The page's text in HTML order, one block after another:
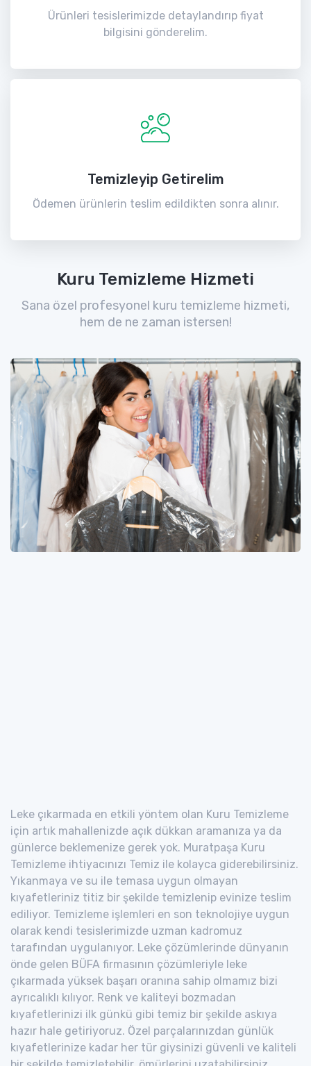
Ürünleri tesislerimizde detaylandırıp fiyat
bilgisini gönderelim.
Temizleyip Getirelim
Ödemen ürünlerin teslim edildikten sonra alınır.
Kuru Temizleme Hizmeti
Sana özel profesyonel kuru temizleme hizmeti,
hem de ne zaman istersen!
Leke çıkarmada en etkili yöntem olan Kuru Temizleme
için artık mahallenizde açık dükkan aramanıza ya da
günlerce beklemenize gerek yok. Muratpaşa Kuru
Temizleme ihtiyacınızı Temiz ile kolayca giderebilirsiniz.
Yıkanmaya ve su ile temasa uygun olmayan
kıyafetleriniz titiz bir şekilde temizlenip evinize teslim
ediliyor. Temizleme işlemleri en son teknolojiye uygun
olarak kendi tesislerimizde uzman kadromuz
tarafından uygulanıyor. Leke çözümlerinde dünyanın
önde gelen BÜFA firmasının çözümleriyle leke
çıkarmada yüksek başarı oranına sahip olmamız bizi
ayrıcalıklı kılıyor. Renk ve kaliteyi bozmadan
kıyafetlerinizi ilk günkü gibi temiz bir şekilde askıya
hazır hale getiriyoruz. Özel parçalarınızdan günlük
kıyafetlerinize kadar her tür giysinizi güvenli ve kaliteli